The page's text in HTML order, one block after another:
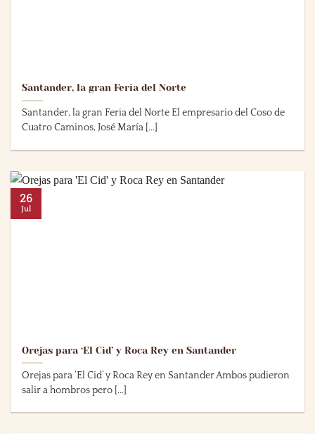
Santander, la gran Feria del Norte
Santander, la gran Feria del Norte El empresario del Coso de
Cuatro Caminos, José María [...]
Orejas para ‘El Cid’ y Roca Rey en Santander
Orejas para ‘El Cid’ y Roca Rey en Santander Ambos pudieron
salir a hombros pero [...]
26
Jul